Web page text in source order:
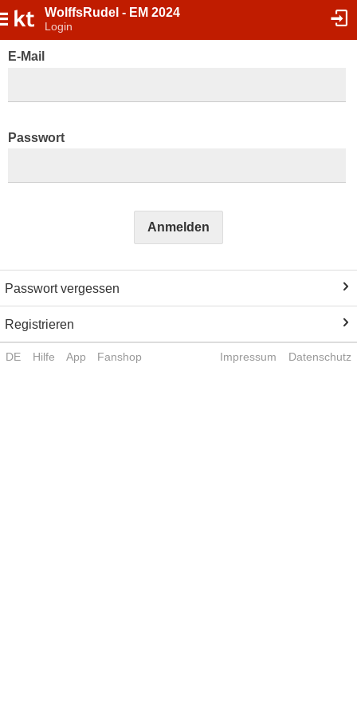
WolffsRudel - EM 2024
Login
E-Mail
Passwort
Anmelden
Passwort vergessen
Registrieren
DE Hilfe App Fanshop Impressum Datenschutz